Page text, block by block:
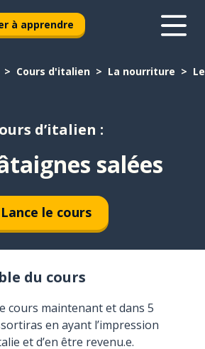
à apprendre
Cours d'italien La nourriture
d’italien :
salées
Lance le cours
du cours
cours maintenant et dans 5
en ayant l’impression
et d’en être revenu.e.